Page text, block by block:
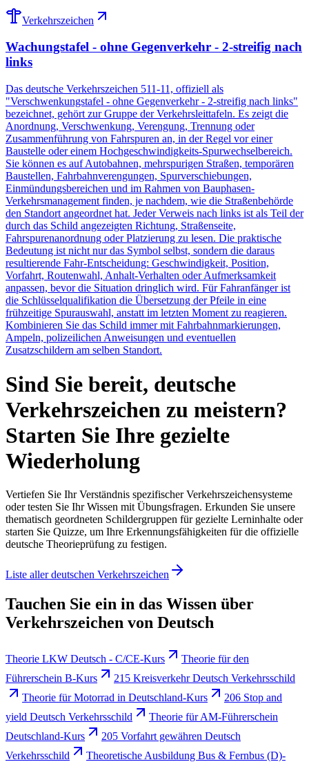
Verkehrszeichen
Wachungstafel - ohne Gegenverkehr - 2-streifig nach
links
Das deutsche Verkehrszeichen 511-11, offiziell als
"Verschwenkungstafel - ohne Gegenverkehr - 2-streifig nach links"
bezeichnet, gehört zur Gruppe der Verkehrsleittafeln. Es zeigt die
Anordnung, Verschwenkung, Verengung, Trennung oder
Zusammenführung von Fahrspuren an, in der Regel vor einer
Baustelle oder einem Hochgeschwindigkeits-Spurwechselbereich.
Sie können es auf Autobahnen, mehrspurigen Straßen, temporären
Baustellen, Fahrbahnverengungen, Spurverschiebungen,
Einmündungsbereichen und im Rahmen von Bauphasen-
Verkehrsmanagement finden, je nachdem, wie die Straßenbehörde
den Standort angeordnet hat. Jeder Verweis nach links ist als Teil der
durch das Schild angezeigten Richtung, Straßenseite,
Fahrspurenanordnung oder Platzierung zu lesen. Die praktische
Bedeutung ist nicht nur das Symbol selbst, sondern die daraus
resultierende Fahr-Entscheidung: Geschwindigkeit, Position,
Vorfahrt, Routenwahl, Anhalt-Verhalten oder Aufmerksamkeit
anpassen, bevor die Situation dringlich wird. Für Fahranfänger ist
die Schlüsselqualifikation die Übersetzung der Pfeile in eine
frühzeitige Spurauswahl, anstatt im letzten Moment zu reagieren.
Kombinieren Sie das Schild immer mit Fahrbahnmarkierungen,
Ampeln, polizeilichen Anweisungen und eventuellen
Zusatzschildern am selben Standort.
Sind Sie bereit, deutsche
Verkehrszeichen zu meistern?
Starten Sie Ihre gezielte
Wiederholung
Vertiefen Sie Ihr Verständnis spezifischer Verkehrszeichensysteme
oder testen Sie Ihr Wissen mit Übungsfragen. Erkunden Sie unsere
thematisch geordneten Schildergruppen für gezielte Lerninhalte oder
starten Sie Quizze, um Ihre Erkennungsfähigkeiten für die offizielle
deutsche Theorieprüfung zu festigen.
Liste aller deutschen Verkehrszeichen
Tauchen Sie ein in das Wissen über
Verkehrszeichen von Deutsch
Theorie LKW Deutsch - C/CE-Kurs
Theorie für den
Führerschein B-Kurs
215 Kreisverkehr Deutsch Verkehrsschild
Theorie für Motorrad in Deutschland-Kurs
206 Stop and
yield Deutsch Verkehrsschild
Theorie für AM-Führerschein
Deutschland-Kurs
205 Vorfahrt gewähren Deutsch
Verkehrsschild
Theoretische Ausbildung Bus & Fernbus (D)-